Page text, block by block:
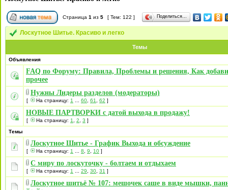
Страница 1 из 5 [ Тем: 122 ] Поделиться…
Лоскутное Шитье. Красиво и легко
Темы
Объявления
FAQ по Форуму: Правила, Проблемы и решения, Как
прочее
Нужны Лидеры разделов (модераторы)
[ На страницу: 1 60 61 62 ]
НОВЫЕ ПАРТВОРКИ с датой выхода в продажу!
[ На страницу: 1 2 3 ]
Темы
Лоскутное Шитье - График Выхода и обсуждение
[ На страницу: 1 8 9 10 ]
С миру по лоскуточку - болтаем и отдыхаем
[ На страницу: 1 29 30 31 ]
Лоскутное шитьё № 107: мешочек саше в виде мышки,